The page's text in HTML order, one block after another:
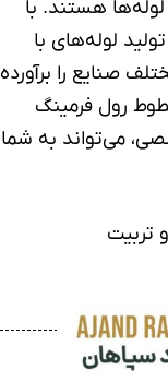
هستند. با
لوله‌های با
صنایع را برآورده
رول فرمینگ
می‌تواند به شما
تربیت